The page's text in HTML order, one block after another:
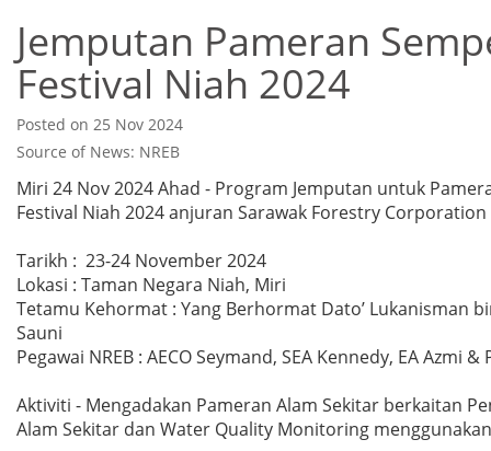
Jemputan Pameran
Festival Niah 2024
Posted on 25 Nov 2024
Source of News: NREB
Miri 24 Nov 2024 Ahad - Program Jemputan untuk
Festival Niah 2024 anjuran Sarawak Forestry Corporation
Tarikh : 23-24 November 2024
Lokasi : Taman Negara Niah, Miri
Tetamu Kehormat : Yang Berhormat Dato’ Lukanisman
Sauni
Pegawai NREB : AECO Seymand, SEA Kennedy, EA Azmi &
Aktiviti - Mengadakan Pameran Alam Sekitar berkaitan
Alam Sekitar dan Water Quality Monitoring